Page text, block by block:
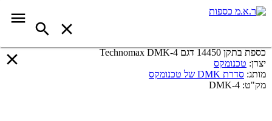
כספת בתקן 14450 דגם Technomax DMK-4
יצרן: טכנומקס
מותג: סדרת DMK של טכנומקס
מק"ט: DMK-4